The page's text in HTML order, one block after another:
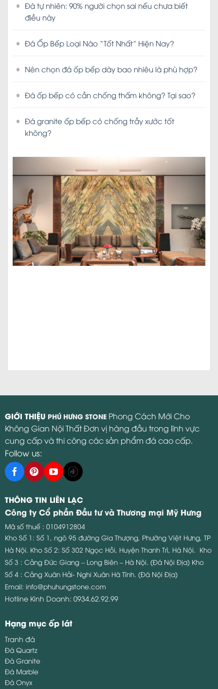
Đá tự nhiên: 90% người chọn sai nếu chưa biết
điều này
Đá Ốp Bếp Loại Nào “Tốt Nhất” Hiện Nay?
Nên chọn đá ốp bếp dày bao nhiêu là phù hợp?
Đá ốp bếp có cần chống thấm không? Tại sao?
Đá granite ốp bếp có chống trầy xước tốt
không?
GIỚI THIỆU PHÚ HƯNG STONE Phong Cách Mới Cho
Không Gian Nội Thất Đơn vị hàng đầu trong lĩnh vực
cung cấp và thi công các sản phẩm đá cao cấp.
Follow us:
THÔNG TIN LIÊN LẠC
Công ty Cổ phần Đầu tư và Thương mại Mỹ Hưng
Mã số thuế : 0104912804
Kho Số 1: Số 1, ngõ 95 đường Gia Thượng, Phường Việt Hưng, TP
Hà Nội. Kho Số 2: Số 302 Ngọc Hồi, Huyện Thanh Trì, Hà Nội. Kho
Số 3 : Cảng Đức Giang – Long Biên – Hà Nội. (Đá Nội Địa) Kho
Số 4 : Cảng Xuân Hải- Nghi Xuân Hà Tĩnh. (Đá Nội Địa)
Email: info@phuhungstone.com
Hotline Kinh Doanh: 0934.62.92.99
Hạng mục ốp lát
Tranh đá
Đá Quartz
Đá Granite
Đá Marble
Đá Onyx